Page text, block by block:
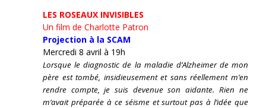
LES ROSEAUX INVISIBLES
Un film de Charlotte Patron
Projection à la SCAM
Mercredi 8 avril à 19h
Lorsque le diagnostic de la maladie d’Alzheimer de mon
père est tombé, insidieusement et sans réellement m’en
rendre compte, je suis devenue son aidante. Rien ne
m’avait préparée à ce séisme et surtout pas à l’idée que